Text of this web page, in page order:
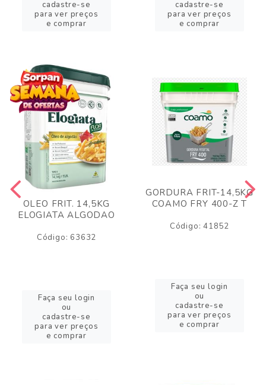
cadastre-se
para ver preços
e comprar
cadastre-se
para ver preços
e comprar
OLEO FRIT. 14,5KG
ELOGIATA ALGODAO
Código: 63632
Faça seu login
ou
cadastre-se
para ver preços
e comprar
GORDURA FRIT-14,5KG
COAMO FRY 400-Z T
Código: 41852
Faça seu login
ou
cadastre-se
para ver preços
e comprar